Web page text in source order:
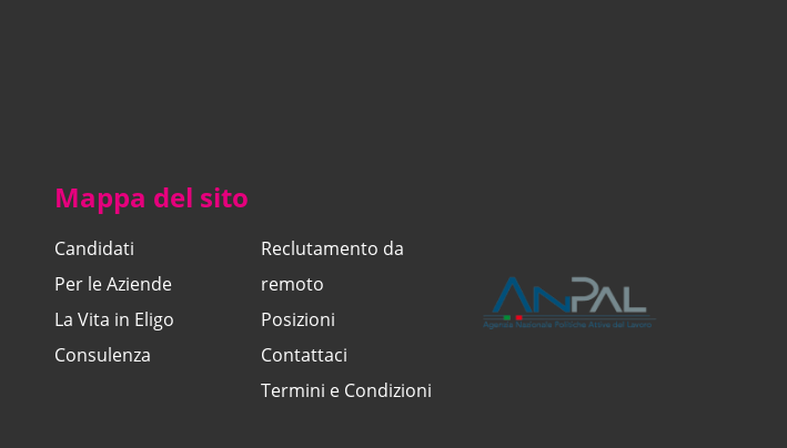
Mappa del sito
Candidati
Per le Aziende
La Vita in Eligo
Consulenza
Reclutamento da
remoto
Posizioni
Contattaci
Termini e Condizioni